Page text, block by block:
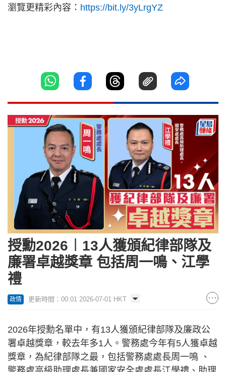
瀏覽更精彩內容： https://bit.ly/3yLrgYZ
授勳2026︱13人獲頒紀律部隊及
廉署卓越獎章 包括周一鳴、江學
禮
政情 更新時間：00:01 2026-07-01 HKT
2026年授勳名單中，有13人獲頒紀律部隊及廉政公
署卓越獎章，較去年多1人。警務處今年有5人獲卓越
獎章，為紀律部隊之最，包括警務處處長周一鳴 、